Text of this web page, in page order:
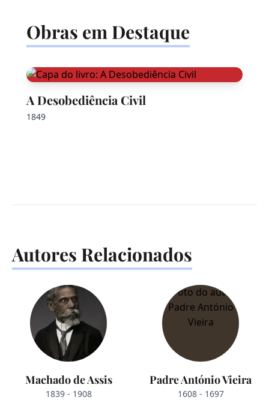
Obras em Destaque
A Desobediência Civil
1849
Autores Relacionados
Machado de Assis
1839 - 1908
Padre António Vieira
1608 - 1697